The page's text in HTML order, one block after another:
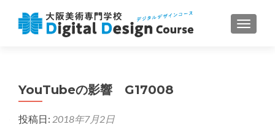
ナビゲ
YouTubeの影響 G17008
投稿日: 2018年7月2日